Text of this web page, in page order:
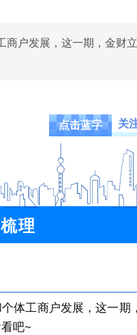
商户发展，这一期，金财
点击蓝字 关
理
体工商户发展，这一
吧~